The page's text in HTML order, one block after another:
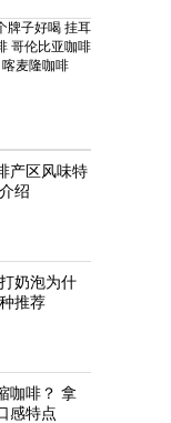
牌子好喝 挂耳
哥伦比亚咖啡
喀麦隆咖啡
产区风味特
绍
奶泡为什
推荐
咖啡？ 拿
感特点